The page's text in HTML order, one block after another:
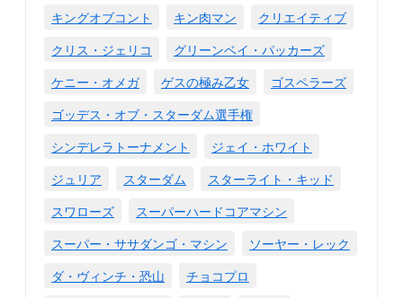
キングオブコント
キン肉マン
クリエイティブ
クリス・ジェリコ
グリーンベイ・パッカーズ
ケニー・オメガ
ゲスの極み乙女
ゴスペラーズ
ゴッデス・オブ・スターダム選手権
シンデレラトーナメント
ジェイ・ホワイト
ジュリア
スターダム
スターライト・キッド
スワローズ
スーパーハードコアマシン
スーパー・ササダンゴ・マシン
ソーヤー・レック
ダ・ヴィンチ・恐山
チョコプロ